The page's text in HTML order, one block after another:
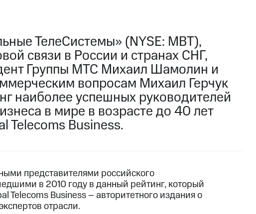
ТелеСистемы» (NYSE: MBT),
связи в России и странах СНГ,
Группы МТС Михаил Шамолин и
вопросам Михаил Герчук
наиболее успешных руководителей
в мире в возрасте до 40 лет
Telecoms Business.
представителями российского
в 2010 году в данный рейтинг, который
Telecoms Business – авторитетного издания о
отрасли.